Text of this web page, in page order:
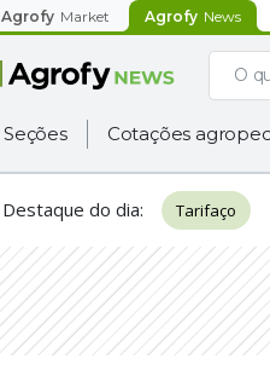
Agrofy Market Agrofy News
Seções Cotações
Destaque do dia: Tarifaço